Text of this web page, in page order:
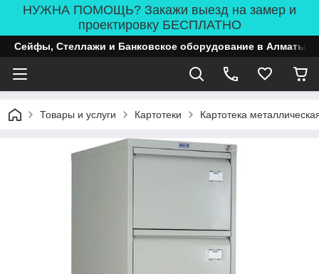
НУЖНА ПОМОЩЬ? Закажи выезд на замер и
проектировку БЕСПЛАТНО
Сейфы, Стеллажи и Банковское оборудование в Алматы
Товары и услуги Картотеки Картотека